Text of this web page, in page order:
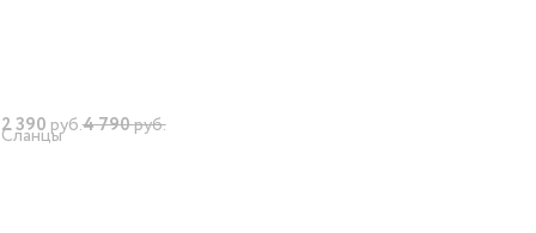
2 390 руб.4 790руб.
Сланцы